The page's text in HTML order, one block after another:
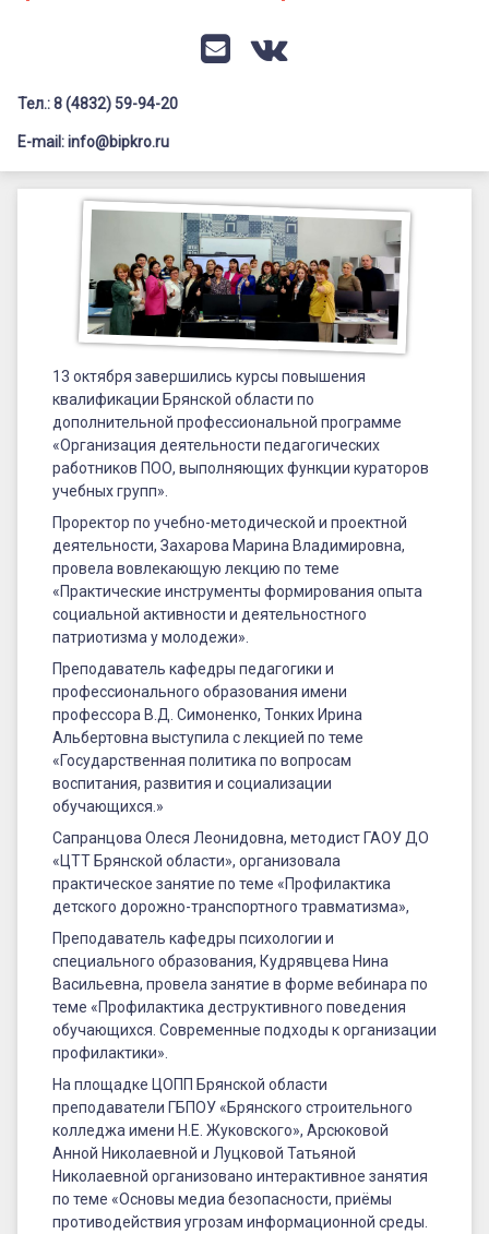
Профилактика дистанционных преступлений
Флагманы образования
Педагог-психолог
Иные конкурсы
E-mailVK
Заголовок сайта → второстепенный
Тел.: 8 (4832) 59-94-20
E-mail: info@bipkro.ru
13 октября завершились курсы повышения
квалификации Брянской области по
дополнительной профессиональной программе
«Организация деятельности педагогических
работников ПОО, выполняющих функции кураторов
учебных групп».
Проректор по учебно-методической и проектной
деятельности, Захарова Марина Владимировна,
провела вовлекающую лекцию по теме
«Практические инструменты формирования опыта
социальной активности и деятельностного
патриотизма у молодежи».
Преподаватель кафедры педагогики и
профессионального образования имени
профессора В.Д. Симоненко, Тонких Ирина
Альбертовна выступила с лекцией по теме
«Государственная политика по вопросам
воспитания, развития и социализации
обучающихся.»
Сапранцова Олеся Леонидовна, методист ГАОУ ДО
«ЦТТ Брянской области», организовала
практическое занятие по теме «Профилактика
детского дорожно-транспортного травматизма»,
Преподаватель кафедры психологии и
специального образования, Кудрявцева Нина
Васильевна, провела занятие в форме вебинара по
теме «Профилактика деструктивного поведения
обучающихся. Современные подходы к организации
профилактики».
На площадке ЦОПП Брянской области
преподаватели ГБПОУ «Брянского строительного
колледжа имени Н.Е. Жуковского», Арсюковой
Анной Николаевной и Луцковой Татьяной
Николаевной организовано интерактивное занятия
по теме «Основы медиа безопасности, приёмы
противодействия угрозам информационной среды.